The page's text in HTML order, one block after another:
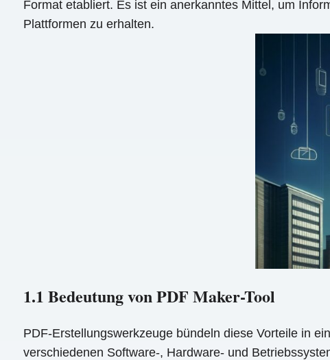
Format etabliert. Es ist ein anerkanntes Mittel, um
Plattformen zu erhalten.
1.1 Bedeutung von PDF Maker-Tool
PDF-Erstellungswerkzeuge bündeln diese Vorteile in
verschiedenen Software-, Hardware- und